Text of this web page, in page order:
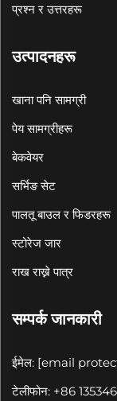
प्रश्न र उत्तरहरू
उत्पादनहरू
खाना पनि सामग्री
पेय सामग्रीहरू
बेकवेयर
सर्भिङ सेट
पालतू बाउल र फिडरहरू
स्टोरेज जार
राख राख्ने पात्र
सम्पर्क जानकारी
ईमेल: [email
टेलीफोन: +86